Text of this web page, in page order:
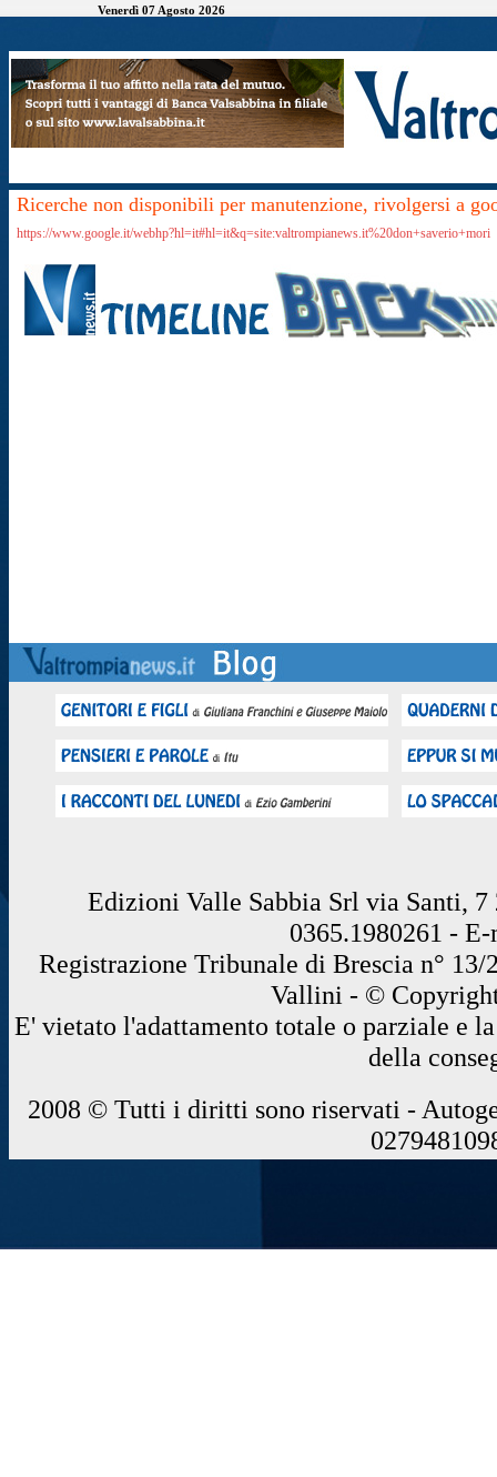
Venerdì 07 Agosto 2026
Ricerche non disponibili per manutenzione, rivolgersi a
https://www.google.it/webhp?hl=it#hl=it&q=site:valtrompianews.it%20don+saverio+mori
Edizioni Valle Sabbia Srl via Santi, 7
0365.1980261 -
Registrazione Tribunale di Brescia n°
Vallini - ©
E' vietato l'adattamento totale o parziale e
della
2008 © Tutti i diritti sono riservati -